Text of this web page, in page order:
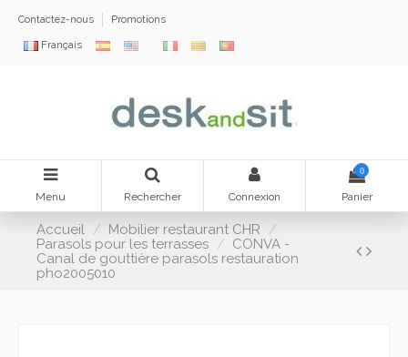
Contactez-nous Promotions
Français
Menu Rechercher Connexion
0
Panier
Accueil
Mobilier restaurant CHR
Parasols pour les terrasses
CONVA -
Canal de gouttière parasols restauration
pho2005010